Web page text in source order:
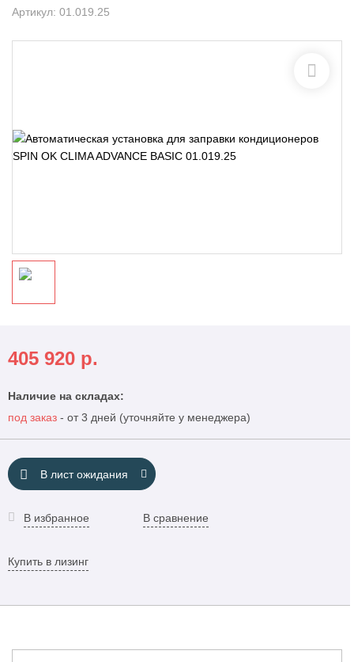
Артикул: 01.019.25
405 920 р.
Наличие на складах:
под заказ - от 3 дней (уточняйте у менеджера)
В лист ожидания
В избранное В сравнение
Купить в лизинг